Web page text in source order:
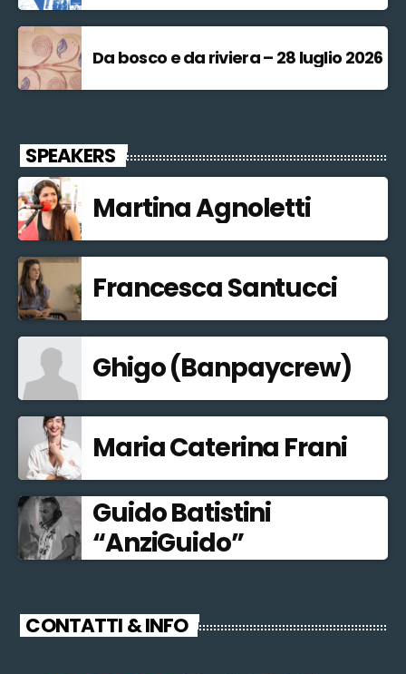
Da bosco e da riviera – 28 luglio 2026
SPEAKERS
Martina Agnoletti
Francesca Santucci
Ghigo (Banpaycrew)
Maria Caterina Frani
Guido Batistini
“AnziGuido”
CONTATTI & INFO